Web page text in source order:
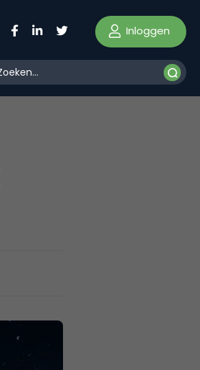
Inloggen